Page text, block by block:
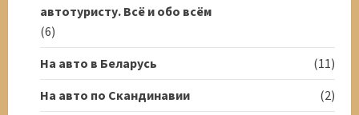
автотуристу. Всё и обо всём
(6)
На авто в Беларусь
(11)
На авто по Скандинавии
(2)